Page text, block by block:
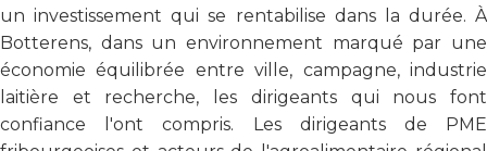
un investissement qui se rentabilise dans la durée. À
Botterens, dans un environnement marqué par une
économie équilibrée entre ville, campagne, industrie
laitière et recherche, les dirigeants qui nous font
confiance l'ont compris. Les dirigeants de PME